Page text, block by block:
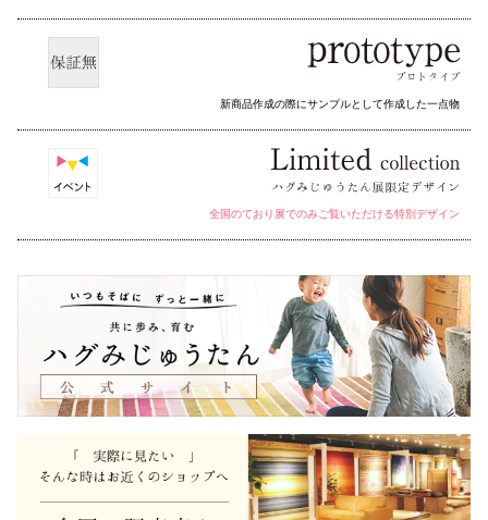
新商品作成の際にサンプルとして作成した一点物
全国のており展でのみご覧いただける特別デザイン